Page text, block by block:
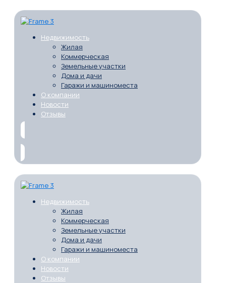
Недвижимость
Жилая
Коммерческая
Земельные участки
Дома и дачи
Гаражи и машиноместа
О компании
Новости
Отзывы
Недвижимость
Жилая
Коммерческая
Земельные участки
Дома и дачи
Гаражи и машиноместа
О компании
Новости
Отзывы